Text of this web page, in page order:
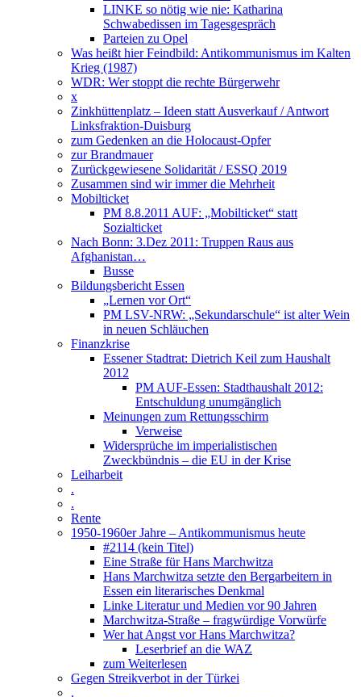
LINKE so nötig wie nie: Katharina
Schwabedissen im Tagesgespräch
Parteien zu Opel
Was heißt hier Feindbild: Antikommunismus im Kalten
Krieg (1987)
WDR: Wer stoppt die rechte Bürgerwehr
x
Zinkhüttenplatz – Ideen statt Ausverkauf / Antwort
Linksfraktion-Duisburg
zum Gedenken an die Holocaust-Opfer
zur Brandmauer
Zurückgewiesene Solidarität / ESSQ 2019
Zusammen sind wir immer die Mehrheit
Mobilticket
PM 8.8.2011 AUF: „Mobilticket“ statt
Sozialticket
Nach Bonn: 3.Dez 2011: Truppen Raus aus
Afghanistan…
Busse
Bildungsbericht Essen
„Lernen vor Ort“
PM LSV-NRW: „Sekundarschule“ ist alter Wein
in neuen Schläuchen
Finanzkrise
Essener Stadtrat: Dietrich Keil zum Haushalt
2012
PM AUF-Essen: Stadthaushalt 2012:
Entschuldung unumgänglich
Meinungen zum Rettungsschirm
Verweise
Widersprüche im imperialistischen
Zweckbündnis – die EU in der Krise
Leiharbeit
.
.
Rente
1950-1960er Jahre – Antikommunismus heute
#2114 (kein Titel)
Eine Straße für Hans Marchwitza
Hans Marchwitza setzte den Bergarbeitern in
Essen ein literarisches Denkmal
Linke Literatur und Medien vor 90 Jahren
Marchwitza-Straße – fragwürdige Vorwürfe
Wer hat Angst vor Hans Marchwitza?
Leserbrief an die WAZ
zum Weiterlesen
Gegen Streikverbot in der Türkei
.